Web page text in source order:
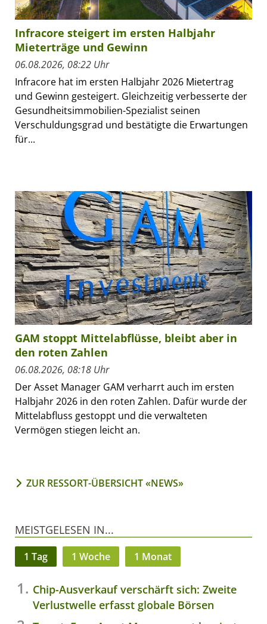
Infracore steigert im ersten Halbjahr
Mieterträge und Gewinn
06.08.2026, 08:22 Uhr
Infracore hat im ersten Halbjahr 2026 Mietertrag
und Gewinn gesteigert. Gleichzeitig verbesserte der
Gesundheitsimmobilien-Spezialist seinen
Verschuldungsgrad und bestätigte die Erwartungen
für...
GAM stoppt Mittelabflüsse, bleibt aber in
den roten Zahlen
06.08.2026, 08:18 Uhr
Der Asset Manager GAM verharrt auch im ersten
Halbjahr 2026 in den roten Zahlen. Dafür wurde der
Mittelabfluss gestoppt und die verwalteten
Vermögen stiegen leicht an.
ZUR RESSORT-ÜBERSICHT «NEWS»
MEISTGELESEN IN...
1 Tag 1 Woche 1 Monat
Chip-Ausverkauf verschärft sich: Zweite
Verlustwelle erfasst globale Börsen